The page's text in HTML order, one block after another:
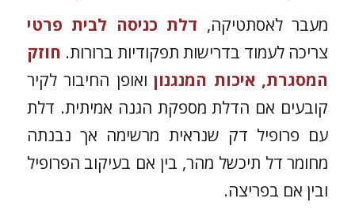
מעבר לאסתטיקה, דלת כניסה לבית פרטי
צריכה לעמוד בדרישות תפקודיות ברורות. חוזק
המסגרת, איכות המנגנוןואופן החיבור לקיר
קובעים אם הדלת מספקת הגנה אמיתית. דלת
עם פרופיל דק שנראית מרשימה אך נבנתה
מחומר דל תיכשל מהר, בין אם בעיקוב הפרופיל
ובין אם בפריצה.